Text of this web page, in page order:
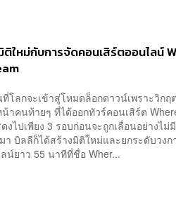
ใหม่กับการจัดคอนเสิร์ตออนไลน์
โลกจะเข้าสู่โหมดล็อกดาวน์เพราะวิกฤ
าคนท้ายๆ ที่ได้ออกทัวร์คอนเสิร์ต
งไปเพียง 3 รอบก่อนจะถูกเลื่อนอย่างไ
า บิลลีก็ได้สร้างมิติใหม่และยกระดับวง
น์ยาว 55 นาทีที่ชื่อ Wher...